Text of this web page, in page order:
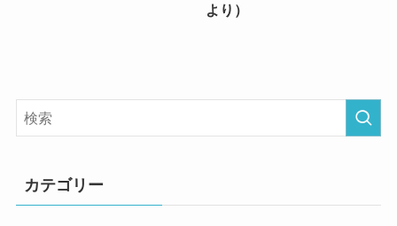
より）
カテゴリー